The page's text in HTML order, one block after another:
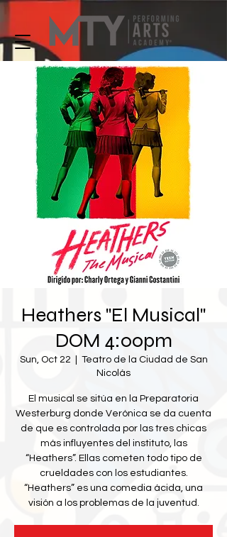
Heathers "El Musical"
DOM 4:00pm
Sun, Oct 22
Teatro de la Ciudad de San
Nicolás
El musical se sitúa en la Preparatoria
Westerburg donde Verónica se da cuenta
de que es controlada por las tres chicas
más influyentes del instituto, las
“Heathers”. Ellas cometen todo tipo de
crueldades con los estudiantes.
“Heathers” es una comedia ácida, una
visión a los problemas de la juventud.